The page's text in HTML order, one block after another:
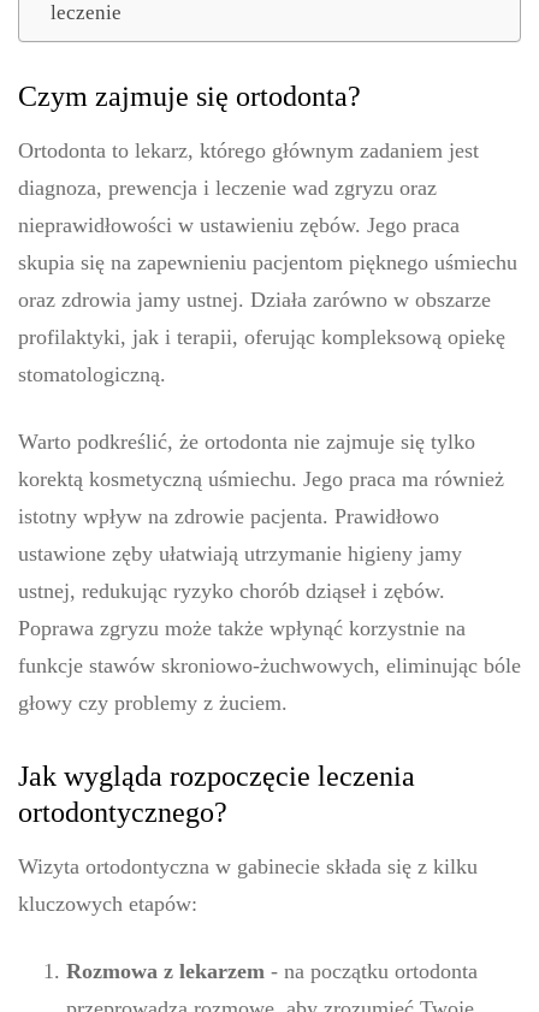
leczenie
Czym zajmuje się ortodonta?
Ortodonta to lekarz, którego głównym zadaniem jest
diagnoza, prewencja i leczenie wad zgryzu oraz
nieprawidłowości w ustawieniu zębów. Jego praca
skupia się na zapewnieniu pacjentom pięknego uśmiechu
oraz zdrowia jamy ustnej. Działa zarówno w obszarze
profilaktyki, jak i terapii, oferując kompleksową opiekę
stomatologiczną.
Warto podkreślić, że ortodonta nie zajmuje się tylko
korektą kosmetyczną uśmiechu. Jego praca ma również
istotny wpływ na zdrowie pacjenta. Prawidłowo
ustawione zęby ułatwiają utrzymanie higieny jamy
ustnej, redukując ryzyko chorób dziąseł i zębów.
Poprawa zgryzu może także wpłynąć korzystnie na
funkcje stawów skroniowo-żuchwowych, eliminując bóle
głowy czy problemy z żuciem.
Jak wygląda rozpoczęcie leczenia
ortodontycznego?
Wizyta ortodontyczna w gabinecie składa się z kilku
kluczowych etapów:
Rozmowa z lekarzem - na początku ortodonta